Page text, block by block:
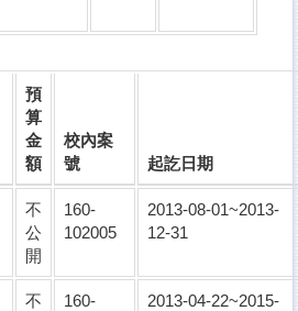
預
算
金
額
校內案
號
起訖日期
不
公
開
160-
102005
2013-08-01~2013-
12-31
不
160-
2013-04-22~2015-